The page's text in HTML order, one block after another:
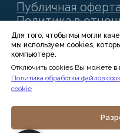
Для того, чтобы мы могли
мы используем cookies,
компьютере.
Отключить cookies Вы можете в
Политика обработки файлов
cookie